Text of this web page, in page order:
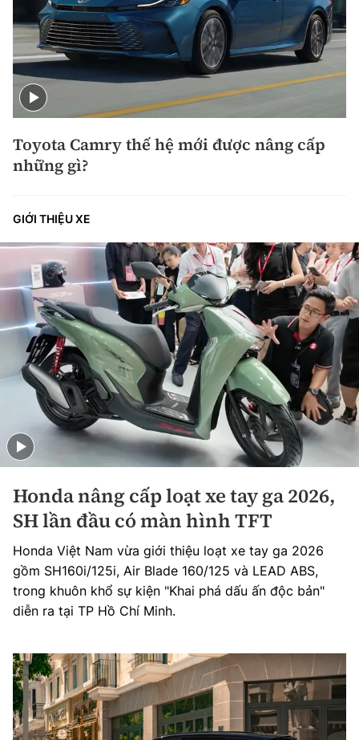
Toyota Camry thế hệ mới được nâng cấp
những gì?
GIỚI THIỆU XE
Honda nâng cấp loạt xe tay ga 2026,
SH lần đầu có màn hình TFT
Honda Việt Nam vừa giới thiệu loạt xe tay ga 2026
gồm SH160i/125i, Air Blade 160/125 và LEAD ABS,
trong khuôn khổ sự kiện "Khai phá dấu ấn độc bản"
diễn ra tại TP Hồ Chí Minh.